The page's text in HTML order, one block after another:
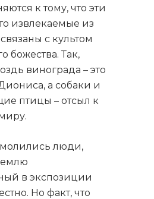
к тому, что эти
извлекаемые из
с культом
божества. Так,
винограда – это
а собаки и
птицы – отсыл к
люди,
в экспозиции
Но факт, что